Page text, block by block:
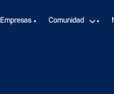
Empresas Comunidad